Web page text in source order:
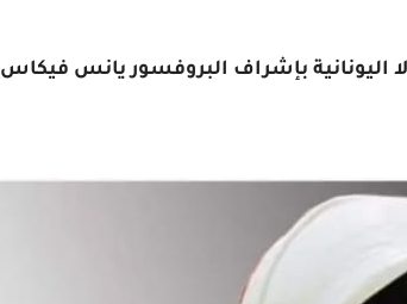
اليونانية بإشراف البروفسور يانس فيكاس